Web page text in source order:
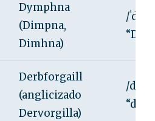
Dymphna
(Dimpna,
Dimhna)
/
Derbforgaill
(anglicizado
Dervorgilla)
/
“der-